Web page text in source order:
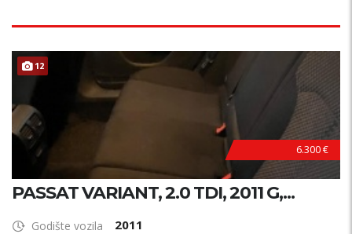
12
6.300 €
PASSAT VARIANT, 2.0 TDI, 2011 G,...
Godište vozila 2011